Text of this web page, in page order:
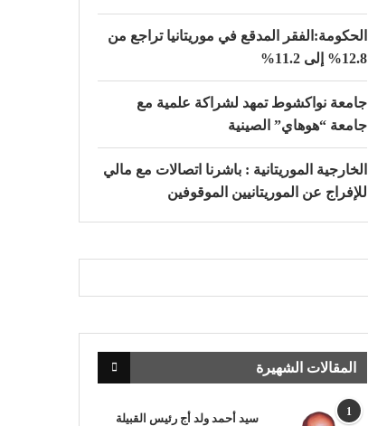
الحكومة:الفقر المدقع في موريتانيا تراجع من
12.8% إلى 11.2%
جامعة نواكشوط تمهد لشراكة علمية مع
جامعة “هوهاي” الصينية
الخارجية الموريتانية : باشرنا اتصالات مع مالي
للإفراج عن الموريتانيين الموقوفين
المقالات الشهيرة
1
سيد أحمد ولد أج رئيس القبيلة